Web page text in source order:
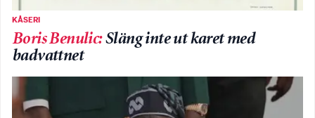
KÅSERI
Boris Benulic:Släng inte ut karet med
badvattnet